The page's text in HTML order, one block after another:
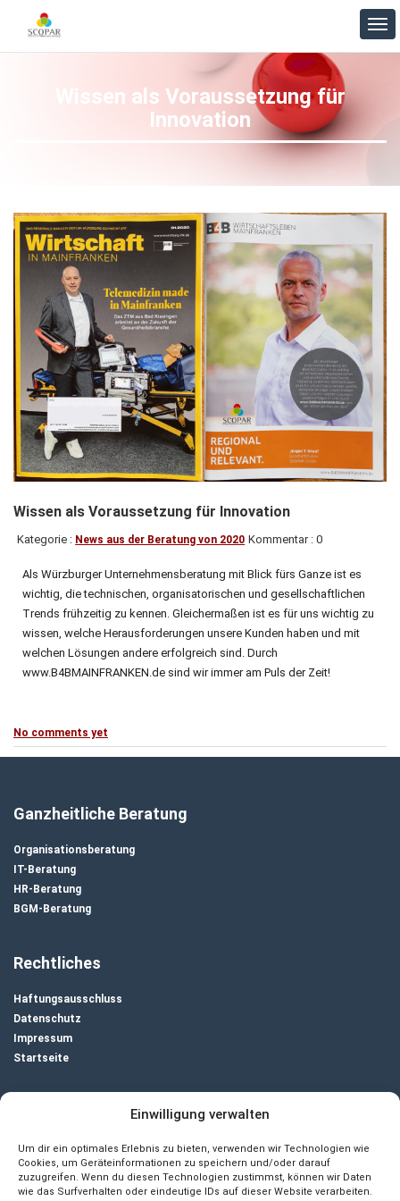
Einwilligung verwalten
Um dir ein optimales Erlebnis zu bieten, verwenden wir Technologien wie
Cookies, um Geräteinformationen zu speichern und/oder darauf
zuzugreifen. Wenn du diesen Technologien zustimmst, können wir Daten
wie das Surfverhalten oder eindeutige IDs auf dieser Website verarbeiten.
Wissen als Voraussetzung für
Innovation
Wissen als Voraussetzung für Innovation
Kategorie : News aus der Beratung von 2020 Kommentar : 0
Als Würzburger Unternehmensberatung mit Blick fürs Ganze ist es
wichtig, die technischen, organisatorischen und gesellschaftlichen
Trends frühzeitig zu kennen. Gleichermaßen ist es für uns wichtig zu
wissen, welche Herausforderungen unsere Kunden haben und mit
welchen Lösungen andere erfolgreich sind. Durch
www.B4BMAINFRANKEN.de sind wir immer am Puls der Zeit!
No comments yet
Ganzheitliche Beratung
Organisationsberatung
IT-Beratung
HR-Beratung
BGM-Beratung
Rechtliches
Haftungsausschluss
Datenschutz
Impressum
Startseite
Unternehmensberatung